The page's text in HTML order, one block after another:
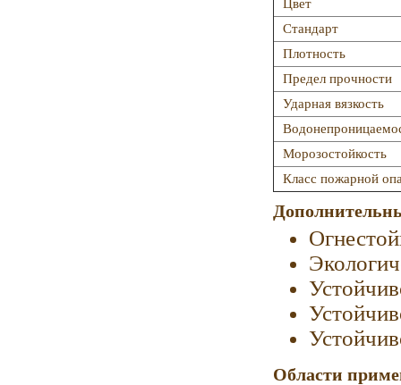
Цвет
Стандарт
Плотность
Предел прочности
Ударная вязкость
Морозостойкость
Класс пожарной
Области